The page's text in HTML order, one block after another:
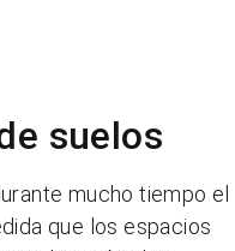
suelos
mucho tiempo el
que los espacios